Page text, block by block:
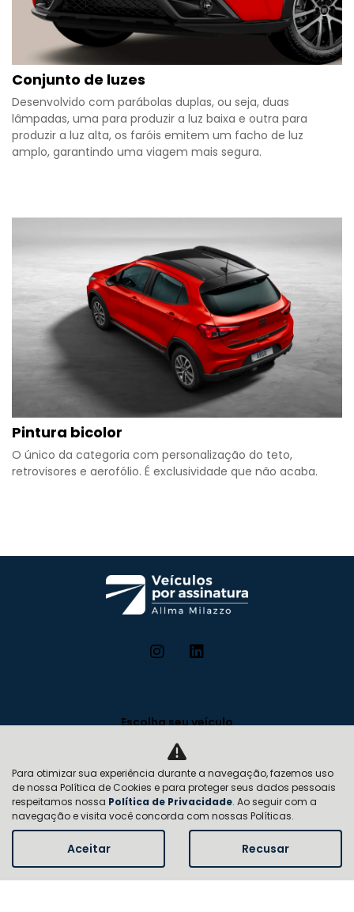
Conjunto de luzes
Desenvolvido com parábolas duplas, ou seja, duas
lâmpadas, uma para produzir a luz baixa e outra para
produzir a luz alta, os faróis emitem um facho de luz
amplo, garantindo uma viagem mais segura.​
Pintura bicolor
O único da categoria com personalização do teto,
retrovisores e aerofólio. É exclusividade que não acaba.
Escolha seu veículo
Como funciona
Vantagens
Planos
Quem somos
Para otimizar sua experiência durante a navegação, fazemos uso
de nossa Política de Cookies e para proteger seus dados pessoais
respeitamos nossa Política de Privacidade. Ao seguir com a
navegação e visita você concorda com nossas Políticas.
Aceitar Recusar